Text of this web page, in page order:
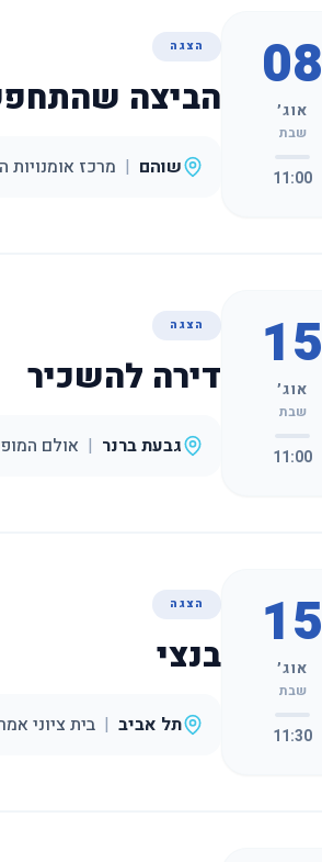
08
אוג׳
שבת
11:00
הצגה
הביצה
שוהם | מרכז אומנויות
15
אוג׳
שבת
11:00
הצגה
דירה להשכיר
גבעת ברנר | אולם
15
אוג׳
שבת
11:30
הצגה
בנצי
תל אביב | בית ציוני